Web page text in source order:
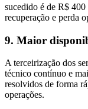
sucedido é de R$
recuperação e perda
9. Maior
A terceirização dos
técnico contínuo e
resolvidos de forma
operações.